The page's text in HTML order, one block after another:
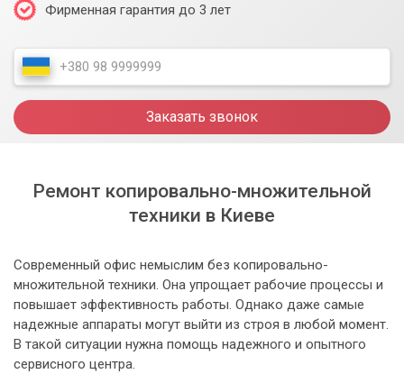
Фирменная гарантия до 3 лет
Заказать звонок
Ремонт копировально-множительной
техники в Киеве
Современный офис немыслим без копировально-
множительной техники. Она упрощает рабочие процессы и
повышает эффективность работы. Однако даже самые
надежные аппараты могут выйти из строя в любой момент.
В такой ситуации нужна помощь надежного и опытного
сервисного центра.